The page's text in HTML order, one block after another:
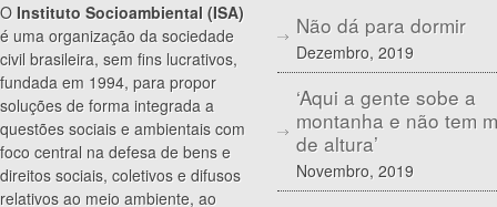
O Instituto Socioambiental (ISA)
é uma organização da sociedade
civil brasileira, sem fins lucrativos,
fundada em 1994, para propor
soluções de forma integrada a
questões sociais e ambientais com
foco central na defesa de bens e
direitos sociais, coletivos e difusos
relativos ao meio ambiente, ao
Não dá para dormir
Dezembro, 2019
‘Aqui a gente sobe a
montanha e não tem
de altura’
Novembro, 2019